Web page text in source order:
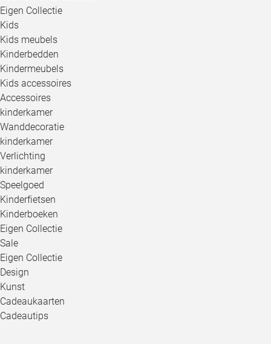
Eigen Collectie
Kids
Kids meubels
Kinderbedden
Kindermeubels
Kids accessoires
Accessoires
kinderkamer
Wanddecoratie
kinderkamer
Verlichting
kinderkamer
Speelgoed
Kinderfietsen
Kinderboeken
Eigen Collectie
Sale
Eigen Collectie
Design
Kunst
Cadeaukaarten
Cadeautips